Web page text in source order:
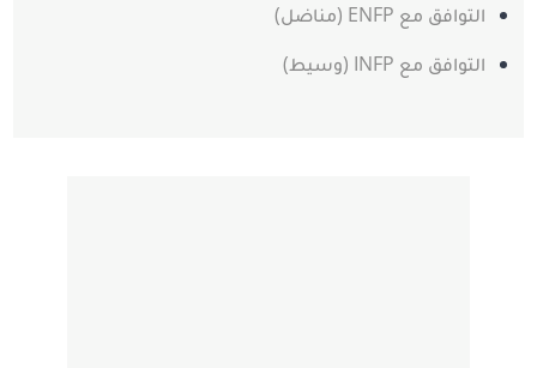
التوافق مع ENFP (مناضل)
التوافق مع INFP (وسيط)